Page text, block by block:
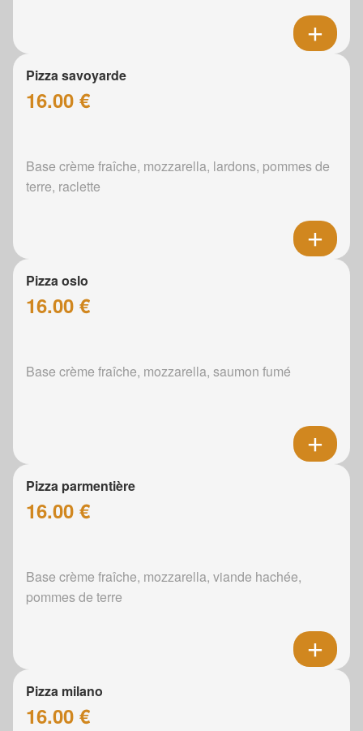
Pizza savoyarde
16.00 €
Base crème fraîche, mozzarella, lardons, pommes de
terre, raclette
Pizza oslo
16.00 €
Base crème fraîche, mozzarella, saumon fumé
Pizza parmentière
16.00 €
Base crème fraîche, mozzarella, viande hachée,
pommes de terre
Pizza milano
16.00 €